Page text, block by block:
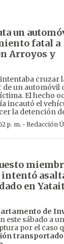
un
fatal a
Arroyos y
cruzar
un automóvil
El hecho
incautó el
la detención
p. m. · Redacción
intentó
en
de
este sábado a
por el caso